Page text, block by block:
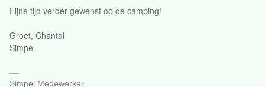
Fijne tijd verder gewenst op de camping!
Groet, Chantal
Simpel
Simpel Medewerker